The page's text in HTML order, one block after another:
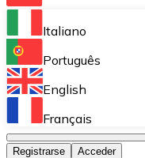
Bitnovo Ramp
Integra nuestra
Bitnovo Giftcards
Bitnovo OTC
Italiano
Português
English
Français
Registrarse Acceder